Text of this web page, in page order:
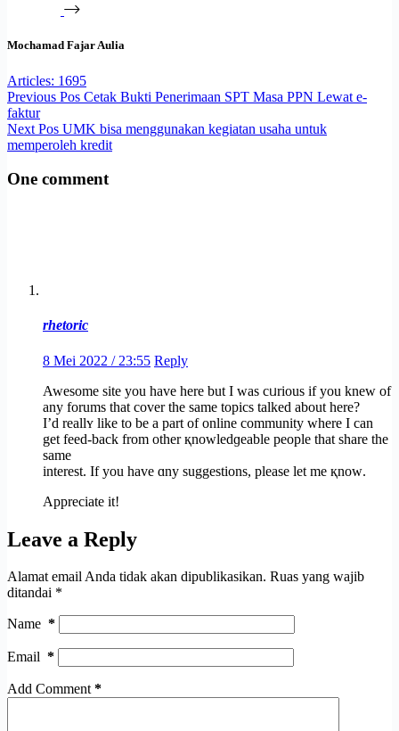
Mochamad Fajar Aulia
Articles: 1695
Previous Pos Cetak Bukti Penerimaan SPT Masa PPN Lewat e-
faktur
Next Pos UMK bisa menggunakan kegiatan usaha untuk
memperoleh kredit
One comment
rhetoric
8 Mei 2022 / 23:55 Reply
Aweѕome site you have here but I was cᥙrious if you knew of
any forums that cover the same topics talked about here?
I’d reallʏ like to be a part of online community where I can
get feed-back from other қnowledɡeable pеople that ѕhare tһe
same
іnterest. If you have ɑny suggеstions, pleaѕe lеt me қnoԝ.
Appreciate it!
Leave a Reply
Alamat email Anda tidak akan dipublikasikan. Ruas yang wajib
ditandai *
Name *
Email *
Add Comment*